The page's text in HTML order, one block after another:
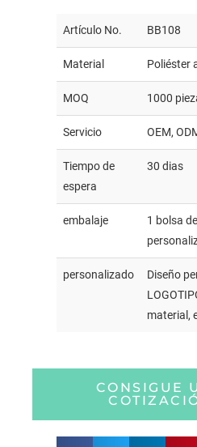
Artículo No. BB108
Material Poliéster
MOQ 1000
Servicio OEM,
Tiempo de
espera
30 dias
embalaje
1 bolsa
personalizado
Diseño
material,
CONSIGUE